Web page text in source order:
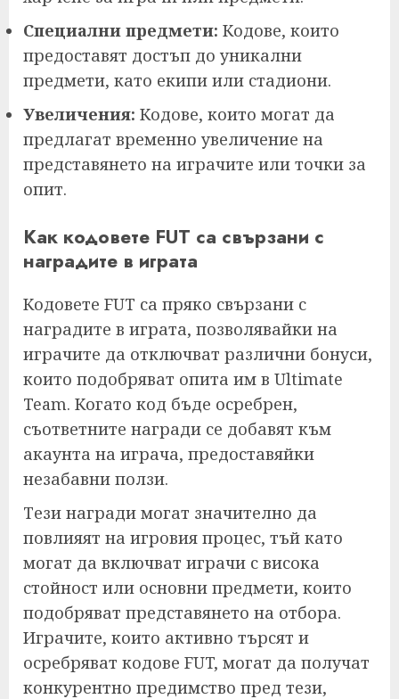
Специални предмети: Кодове, които
предоставят достъп до уникални
предмети, като екипи или стадиони.
Увеличения: Кодове, които могат да
предлагат временно увеличение на
представянето на играчите или точки за
опит.
Как кодовете FUT са свързани с
наградите в играта
Кодовете FUT са пряко свързани с
наградите в играта, позволявайки на
играчите да отключват различни бонуси,
които подобряват опита им в Ultimate
Team. Когато код бъде осребрен,
съответните награди се добавят към
акаунта на играча, предоставяйки
незабавни ползи.
Тези награди могат значително да
повлияят на игровия процес, тъй като
могат да включват играчи с висока
стойност или основни предмети, които
подобряват представянето на отбора.
Играчите, които активно търсят и
осребряват кодове FUT, могат да получат
конкурентно предимство пред тези,